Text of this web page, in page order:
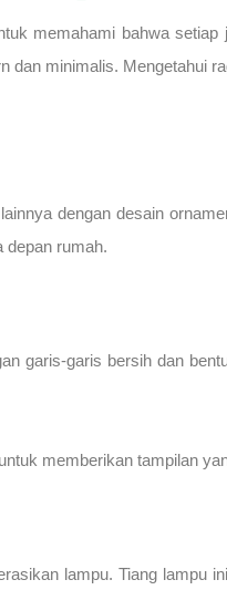
memahami bahwa
minimalis. Mengetahui
dengan desain
depan rumah.
garis-garis bersih dan
memberikan tampilan
lampu. Tiang